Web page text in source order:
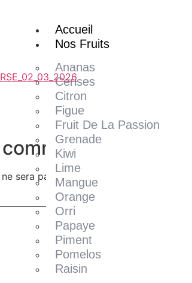
Accueil
Nos Fruits
Ananas
Cerises
Citron
Figue
Fruit De La Passion
Grenade
Kiwi
Lime
Mangue
Orange
Orri
Papaye
Piment
Pomelos
Raisin
sera pas publiée.